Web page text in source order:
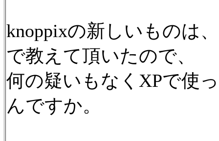
knoppixの新しいものは
で教えて頂いたので、
何の疑いもなくXPで使
んですか。